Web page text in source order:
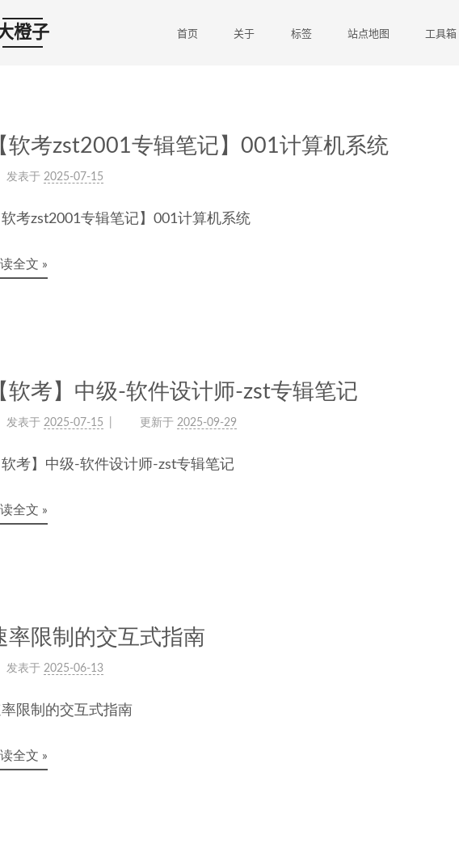
橙子 首页 关于 标签 站点地图 工具箱
软考zst2001专辑笔记】001计算机系统
发表于 2025-07-15
考zst2001专辑笔记】001计算机系统
全文 »
软考】中级-软件设计师-zst专辑笔记
发表于 2025-07-15 更新于 2025-09-29
考】中级-软件设计师-zst专辑笔记
全文 »
率限制的交互式指南
发表于 2025-06-13
限制的交互式指南
全文 »